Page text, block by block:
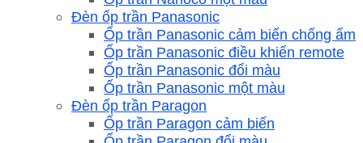
Đèn ốp trần Panasonic
Ốp trần Panasonic cảm biến chống ẩm
Ốp trần Panasonic điều khiển remote
Ốp trần Panasonic đổi màu
Ốp trần Panasonic một màu
Đèn ốp trần Paragon
Ốp trần Paragon cảm biến